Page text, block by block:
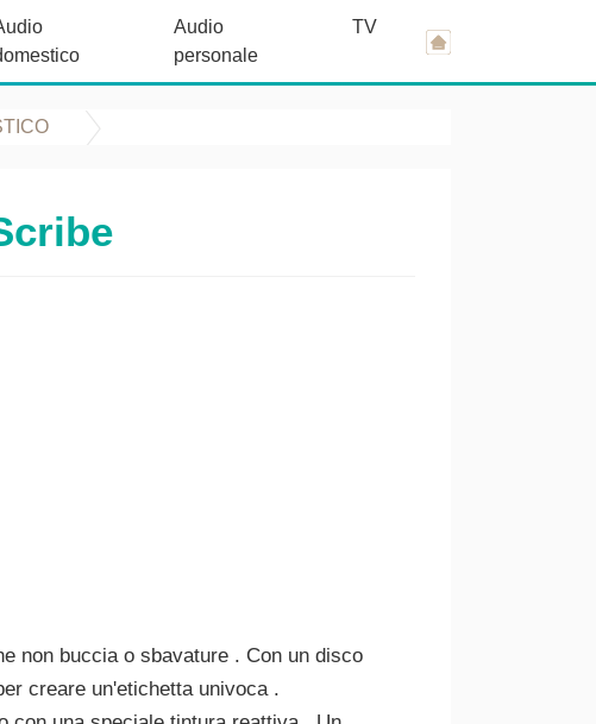
Audio
personale
TV
non buccia o sbavature . Con un disco
creare un'etichetta univoca .